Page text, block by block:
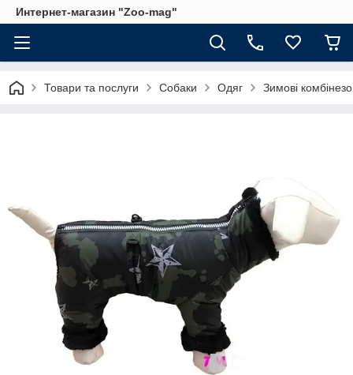
Интернет-магазин "Zoo-mag"
Товари та послуги Собаки Одяг Зимові